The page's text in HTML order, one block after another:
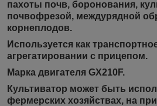
пахоты почв, боронования,
почвофрезой, междурядной
корнеплодов.
Используется как
агрегатировании с прицепом.
Марка двигателя GX210F.
Культиватор может быть
фермерских хозяйствах, на